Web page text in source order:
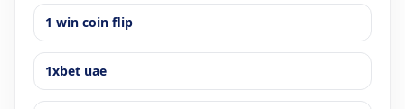
1 win coin flip
1xbet uae